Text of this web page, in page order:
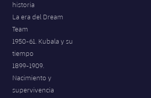
historia
La era del Dream
Team
1950-61. Kubala y su
tiempo
1899-1909.
Nacimiento y
supervivencia